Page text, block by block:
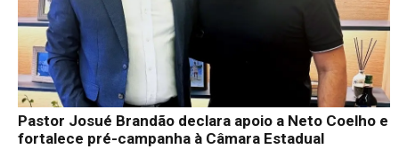
Pastor Josué Brandão declara apoio a Neto Coelho e
fortalece pré-campanha à Câmara Estadual